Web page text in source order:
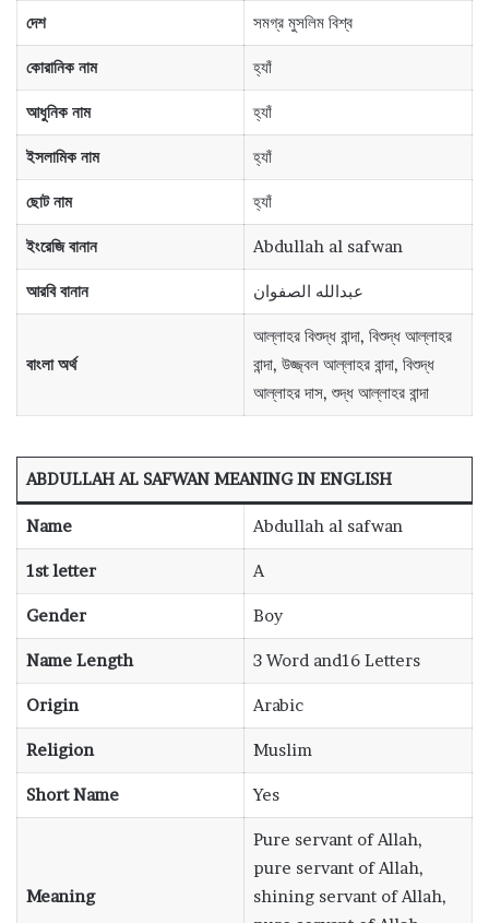
দেশ সমগ্র মুসলিম বিশ্ব
কোরানিক নাম হ্যাঁ
আধুনিক নাম হ্যাঁ
ইসলামিক নাম হ্যাঁ
ছোট নাম হ্যাঁ
ইংরেজি বানান Abdullah al safwan
আরবি বানান عبدالله الصفوان
বাংলা অর্থ
আল্লাহর বিশুদ্ধ বান্দা, বিশুদ্ধ আল্লাহর
বান্দা, উজ্জ্বল আল্লাহর বান্দা, বিশুদ্ধ
আল্লাহর দাস, শুদ্ধ আল্লাহর বান্দা
ABDULLAH AL SAFWAN MEANING IN ENGLISH
Name Abdullah al safwan
1st letter A
Gender Boy
Name Length 3 Word and16 Letters
Origin Arabic
Religion Muslim
Short Name Yes
Meaning
Pure servant of Allah,
pure servant of Allah,
shining servant of Allah,